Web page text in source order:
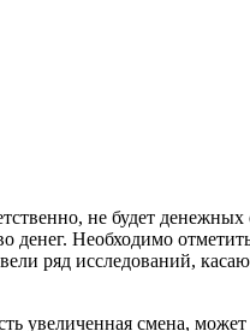
не будет
денег. Необходимо
ряд исследований,
увеличенная смена, может